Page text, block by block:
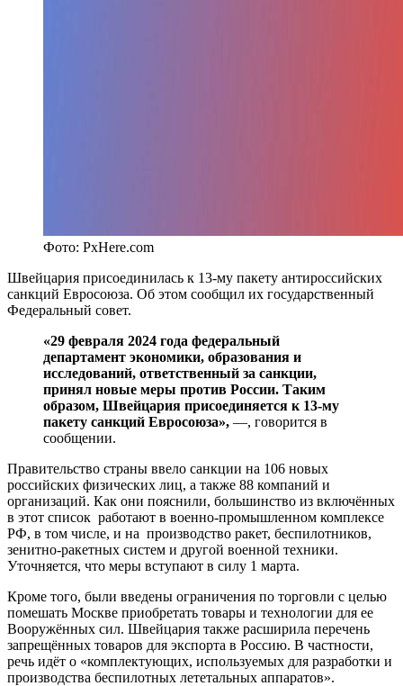
Фото: PxHere.com
Швейцария присоединилась к 13-му пакету антироссийских
санкций Евросоюза. Об этом сообщил их государственный
Федеральный совет.
«29 февраля 2024 года федеральный
департамент экономики, образования и
исследований, ответственный за санкции,
принял новые меры против России. Таким
образом, Швейцария присоединяется к 13-му
пакету санкций Евросоюза», —, говорится в
сообщении.
Правительство страны ввело санкции на 106 новых
российских физических лиц, а также 88 компаний и
организаций. Как они пояснили, большинство из включённых
в этот список работают в военно-промышленном комплексе
РФ, в том числе, и на производство ракет, беспилотников,
зенитно-ракетных систем и другой военной техники.
Уточняется, что меры вступают в силу 1 марта.
Кроме того, были введены ограничения по торговли с целью
помешать Москве приобретать товары и технологии для ее
Вооружённых сил. Швейцария также расширила перечень
запрещённых товаров для экспорта в Россию. В частности,
речь идёт о «комплектующих, используемых для разработки и
производства беспилотных лететальных аппаратов».